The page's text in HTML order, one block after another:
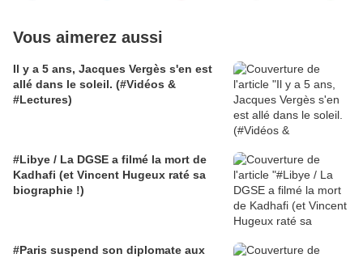
Vous aimerez aussi
Il y a 5 ans, Jacques Vergès s'en est
allé dans le soleil. (#Vidéos &
#Lectures)
#Libye / La DGSE a filmé la mort de
Kadhafi (et Vincent Hugeux raté sa
biographie !)
#Paris suspend son diplomate aux